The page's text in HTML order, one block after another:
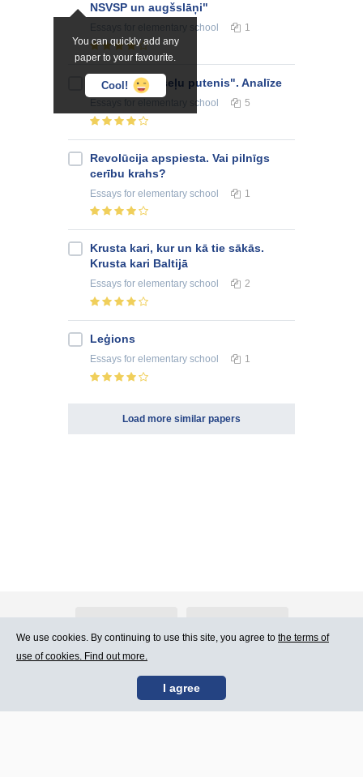
You can quickly add any
paper to your favourite.
Cool!
NSVSP un augšslāņi"
for elementary school 1
A.Grīns "Dvēseļu putenis". Analīze
for elementary school 5
Revolūcija apspiesta. Vai pilnīgs
cerību krahs?
Essays for elementary school 1
Krusta kari, kur un kā tie sākās.
Krusta kari Baltijā
Essays for elementary school 2
Leģions
Essays for elementary school 1
Load more similar papers
Contact Us Terms of Use
We use cookies. By continuing to use this site, you agree to the terms of
use of cookies. Find out more.
I agree